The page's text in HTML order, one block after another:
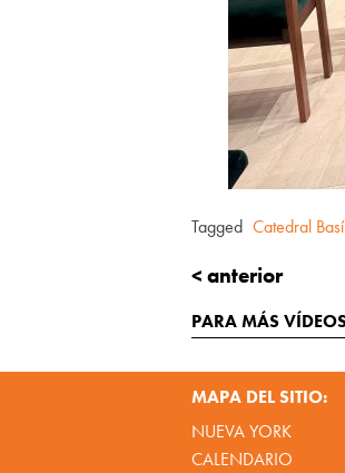
Tagged Catedral
< anterior
PARA MÁS
MAPA DEL SITIO:
NUEVA YORK
CALENDARIO